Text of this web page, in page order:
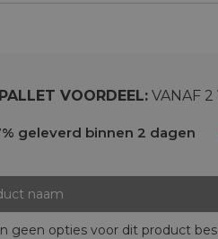
VOORDEEL:VANAF 2
geleverd binnen 2 dagen
naam
geen opties voor dit product